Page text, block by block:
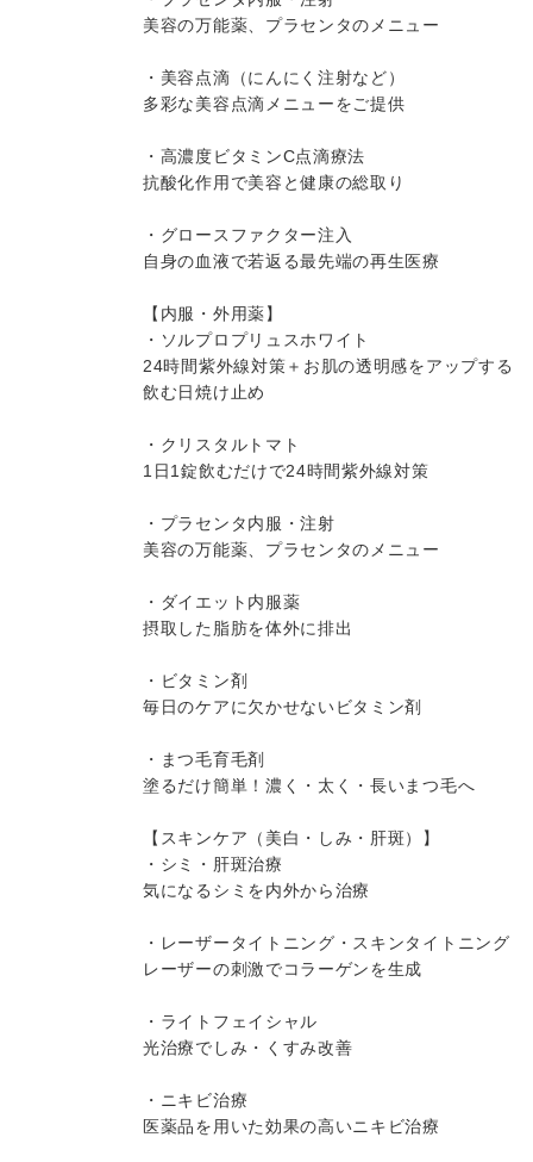
美容の万能薬、プラセンタのメニュー
・美容点滴（にんにく注射など）
多彩な美容点滴メニューをご提供
・高濃度ビタミンC点滴療法
抗酸化作用で美容と健康の総取り
・グロースファクター注入
自身の血液で若返る最先端の再生医療
【内服・外用薬】
・ソルプロプリュスホワイト
24時間紫外線対策＋お肌の透明感をアップする
飲む日焼け止め
・クリスタルトマト
1日1錠飲むだけで24時間紫外線対策
・プラセンタ内服・注射
美容の万能薬、プラセンタのメニュー
・ダイエット内服薬
摂取した脂肪を体外に排出
・ビタミン剤
毎日のケアに欠かせないビタミン剤
・まつ毛育毛剤
塗るだけ簡単！濃く・太く・長いまつ毛へ
【スキンケア（美白・しみ・肝斑）】
・シミ・肝斑治療
気になるシミを内外から治療
・レーザータイトニング・スキンタイトニング
レーザーの刺激でコラーゲンを生成
・ライトフェイシャル
光治療でしみ・くすみ改善
・ニキビ治療
医薬品を用いた効果の高いニキビ治療